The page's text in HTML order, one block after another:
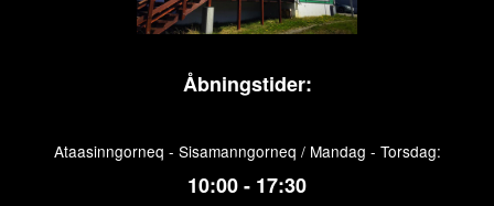
Åbningstider:
Ataasinngorneq - Sisamanngorneq / Mandag - Torsdag:
10:00 - 17:30